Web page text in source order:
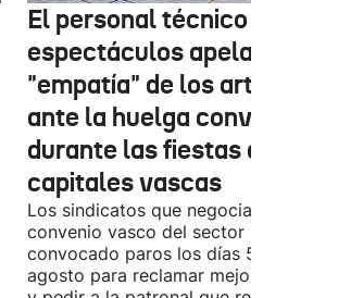
El personal técnico de
espectáculos apela a la
"empatía" de los artistas
ante la huelga convocada
durante las fiestas de las
capitales vascas
Los sindicatos que negocian el
convenio vasco del sector han
convocado paros los días 5, 14 y 26
agosto para reclamar mejoras